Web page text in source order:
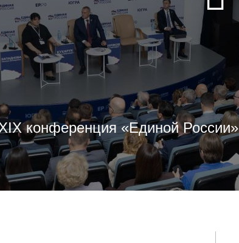
конференция «Единой России»